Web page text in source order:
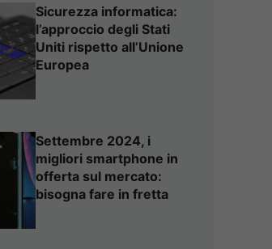
Sicurezza informatica:
l’approccio degli Stati
Uniti rispetto all’Unione
Europea
Settembre 2024, i
migliori smartphone in
offerta sul mercato:
bisogna fare in fretta